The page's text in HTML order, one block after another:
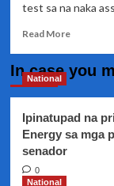
test sa na naka
Read MoreRead
Mga
sa
PNP
In case you
National
Ipinatupad na
Energy sa mga
senador
0
National